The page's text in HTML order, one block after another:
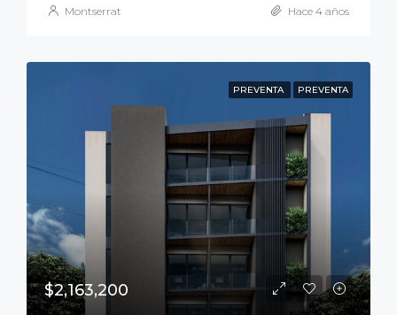
Montserrat Hace 4 años
PREVENTA PREVENTA
$2,163,200